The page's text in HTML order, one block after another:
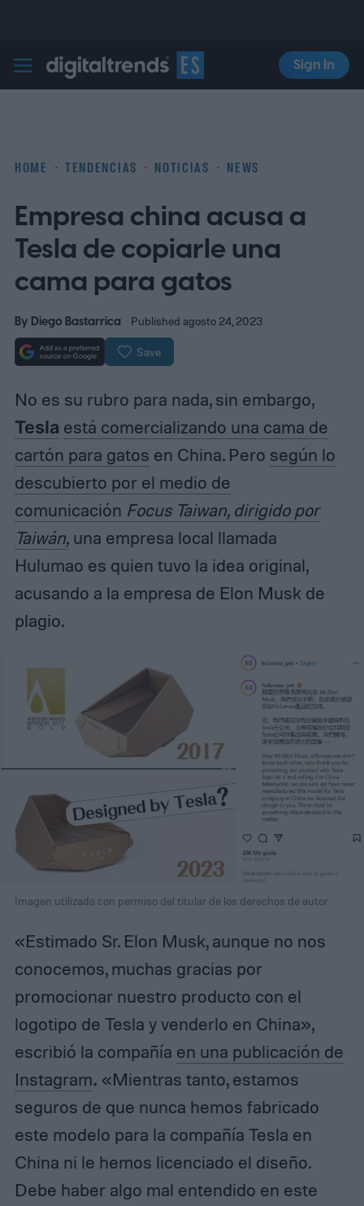
Digital Trends Español
Sign In
HOME TENDENCIAS NOTICIAS NEWS
Empresa china acusa a
Tesla de copiarle una
cama para gatos
By Diego Bastarrica Published agosto 24, 2023
Save
No es su rubro para nada, sin embargo,
Tesla está comercializando una cama de
cartón para gatos en China. Pero según lo
descubierto por el medio de
comunicación Focus Taiwan, dirigido por
Taiwán,una empresa local llamada
Hulumao es quien tuvo la idea original,
acusando a la empresa de Elon Musk de
plagio.
Imagen utilizada con permiso del titular de los derechos de autor
«Estimado Sr. Elon Musk, aunque no nos
conocemos, muchas gracias por
promocionar nuestro producto con el
logotipo de Tesla y venderlo en China»,
escribió la compañía en una publicación de
Instagram. «Mientras tanto, estamos
seguros de que nunca hemos fabricado
este modelo para la compañía Tesla en
China ni le hemos licenciado el diseño.
Debe haber algo mal entendido en este